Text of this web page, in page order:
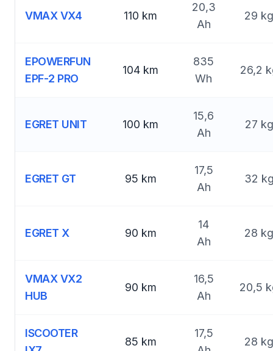
VMAX VX4 110 km
20,3
Ah
29 kg
EPOWERFUN
EPF-2 PRO
104 km
835
Wh
26,2
EGRET UNIT 100 km
15,6
Ah
27 kg
EGRET GT 95 km
17,5
Ah
32
EGRET X 90 km
14
Ah
28 kg
VMAX VX2
HUB
90 km
16,5
Ah
20,5
ISCOOTER
85 km
17,5
28 kg